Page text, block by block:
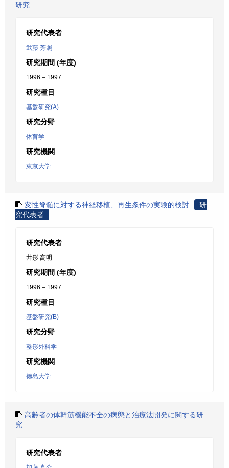
研究
研究代表者
武藤 芳照
研究期間 (年度)
1996 – 1997
研究種目
基盤研究(A)
研究分野
体育学
研究機関
東京大学
変性脊髄に対する神経移植、再生条件の実験的検討
研
究代表者
研究代表者
井形 高明
研究期間 (年度)
1996 – 1997
研究種目
基盤研究(B)
研究分野
整形外科学
研究機関
徳島大学
高齢者の体幹筋機能不全の病態と治療法開発に関する研
究
研究代表者